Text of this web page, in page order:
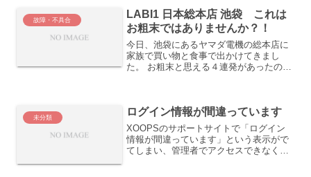
例えば、セブンイレ...
故障・不具合
LABI1 日本総本店 池袋 これは
お粗末ではありませんか？！
今日、池袋にあるヤマダ電機の総本店に
家族で買い物と食事で出かけてきまし
た。 お粗末と思える４連発があったので
とで、私の方の感覚がお...
未分類 ログイン情報が間違っています
XOOPSのサポートサイトで「ログイン
情報が間違っています」という表示がで
てしまい、管理者でアクセスできなくな